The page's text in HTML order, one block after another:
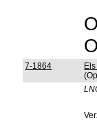
7-1864